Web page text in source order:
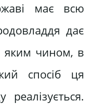
має всю
дає
яким чином, в
спосіб ця